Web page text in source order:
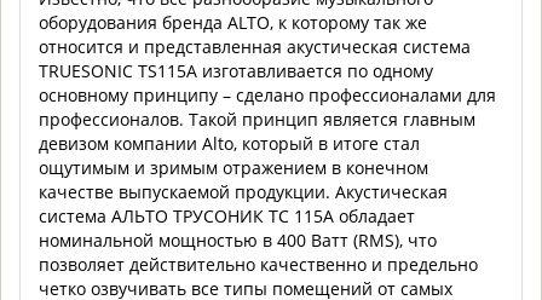
оборудования бренда ALTO, к которому так же
относится и представленная акустическая система
TRUESONIC TS115A изготавливается по одному
основному принципу – сделано профессионалами для
профессионалов. Такой принцип является главным
девизом компании Alto, который в итоге стал
ощутимым и зримым отражением в конечном
качестве выпускаемой продукции. Акустическая
система АЛЬТО ТРУСОНИК ТС 115А обладает
номинальной мощностью в 400 Ватт (RMS), что
позволяет действительно качественно и предельно
четко озвучивать все типы помещений от самых